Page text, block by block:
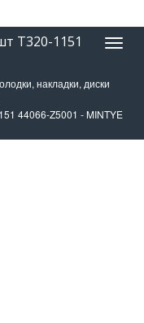
Т320-1151
накладки, диски
44066-Z5001 - MINTYE